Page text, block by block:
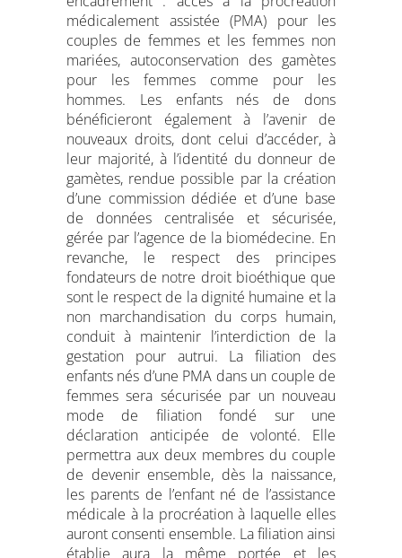
médicalement assistée (PMA) pour les
couples de femmes et les femmes non
mariées, autoconservation des gamètes
pour les femmes comme pour les
hommes. Les enfants nés de dons
bénéficieront également à l’avenir de
nouveaux droits, dont celui d’accéder, à
leur majorité, à l’identité du donneur de
gamètes, rendue possible par la création
d’une commission dédiée et d’une base
de données centralisée et sécurisée,
gérée par l’agence de la biomédecine. En
revanche, le respect des principes
fondateurs de notre droit bioéthique que
sont le respect de la dignité humaine et la
non marchandisation du corps humain,
conduit à maintenir l’interdiction de la
gestation pour autrui. La filiation des
enfants nés d’une PMA dans un couple de
femmes sera sécurisée par un nouveau
mode de filiation fondé sur une
déclaration anticipée de volonté. Elle
permettra aux deux membres du couple
de devenir ensemble, dès la naissance,
les parents de l’enfant né de l’assistance
médicale à la procréation à laquelle elles
auront consenti ensemble. La filiation ainsi
établie aura la même portée et les